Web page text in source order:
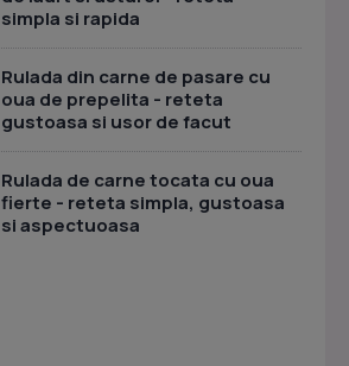
simpla si rapida
Rulada din carne de pasare cu
oua de prepelita - reteta
gustoasa si usor de facut
Rulada de carne tocata cu oua
fierte - reteta simpla, gustoasa
si aspectuoasa